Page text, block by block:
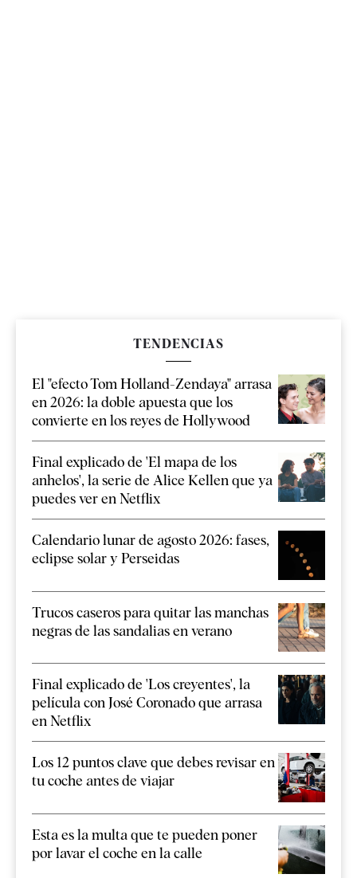
TENDENCIAS
El "efecto Tom Holland-Zendaya" arrasa
en 2026: la doble apuesta que los
convierte en los reyes de Hollywood
Final explicado de 'El mapa de los
anhelos', la serie de Alice Kellen que ya
puedes ver en Netflix
Calendario lunar de agosto 2026: fases,
eclipse solar y Perseidas
Trucos caseros para quitar las manchas
negras de las sandalias en verano
Final explicado de 'Los creyentes', la
película con José Coronado que arrasa
en Netflix
Los 12 puntos clave que debes revisar en
tu coche antes de viajar
Esta es la multa que te pueden poner
por lavar el coche en la calle